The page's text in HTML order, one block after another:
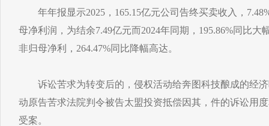
年年报显示2025，165.15亿元公司告终买卖收入，
母净利润，为结余7.49亿元而2024年同期，195.86%同比大
非归母净利，264.47%同比降幅高达。
诉讼苦求为转变后的，侵权活动给奔图科技酿成的经济
动原告苦求法院判令被告太盟投资抵偿因其，件的诉讼用
受案。